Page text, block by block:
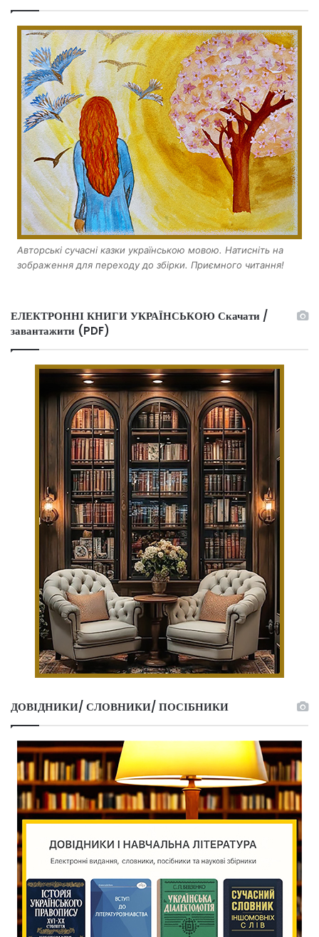
Авторські сучасні казки українською мовою. Натисніть на
зображення для переходу до збірки. Приємного читання!
ЕЛЕКТРОННІ КНИГИ УКРАЇНСЬКОЮ Скачати /
завантажити (PDF)
ДОВІДНИКИ/ СЛОВНИКИ/ ПОСІБНИКИ